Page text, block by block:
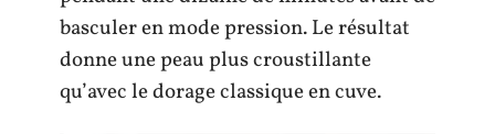
basculer en mode pression. Le résultat
donne une peau plus croustillante
qu’avec le dorage classique en cuve.